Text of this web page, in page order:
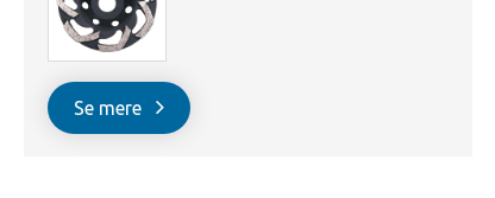
Se mere